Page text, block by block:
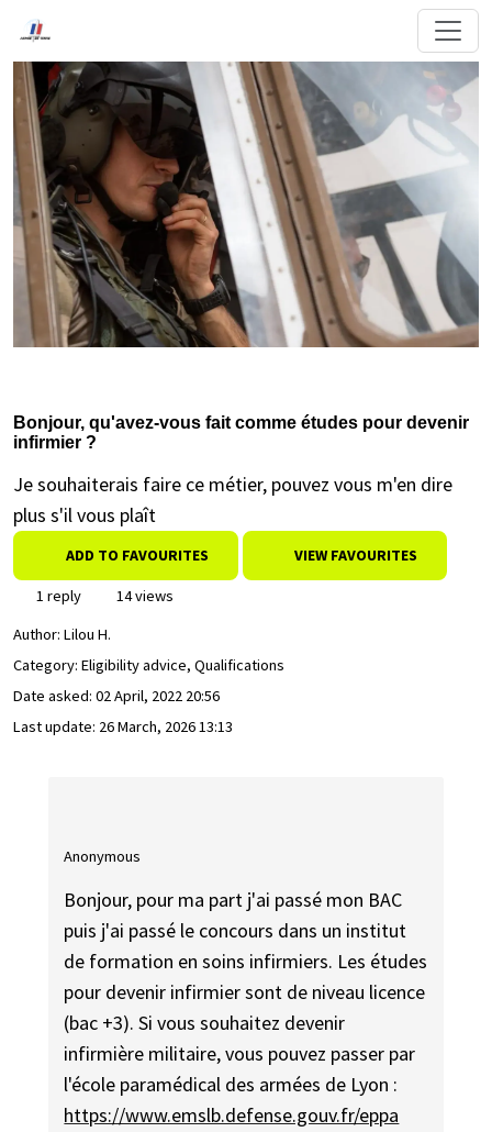
Bonjour, qu'avez-vous fait comme études pour devenir
infirmier ?
Je souhaiterais faire ce métier, pouvez vous m'en dire
plus s'il vous plaît
ADD TO FAVOURITES VIEW FAVOURITES
1 reply
14 views
Author: Lilou H.
Category: Eligibility advice, Qualifications
Date asked: 02 April, 2022 20:56
Last update: 26 March, 2026 13:13
Anonymous
Bonjour, pour ma part j'ai passé mon BAC
puis j'ai passé le concours dans un institut
de formation en soins infirmiers. Les études
pour devenir infirmier sont de niveau licence
(bac +3). Si vous souhaitez devenir
infirmière militaire, vous pouvez passer par
l'école paramédical des armées de Lyon :
https://www.emslb.defense.gouv.fr/eppa